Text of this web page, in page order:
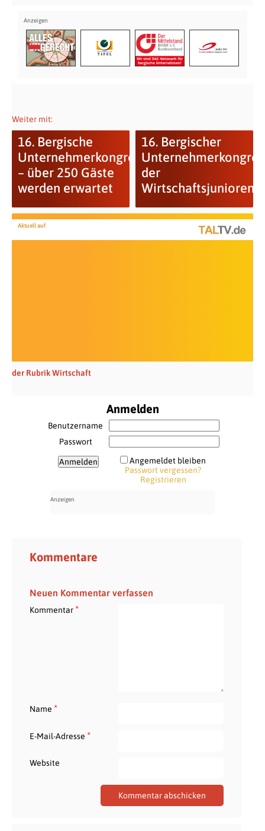
Weiter mit:
16. Bergische
Unternehmerkongress
– über 250 Gäste
werden erwartet
16. Bergischer
der
Wirtschaftsjunioren
Aktuell auf
der Rubrik Wirtschaft
Anmelden
Benutzername
Passwort
Angemeldet bleiben
Passwort vergessen?
Registrieren
Kommentare
Neuen Kommentar verfassen
Kommentar*
Name *
E-Mail-Adresse *
Website